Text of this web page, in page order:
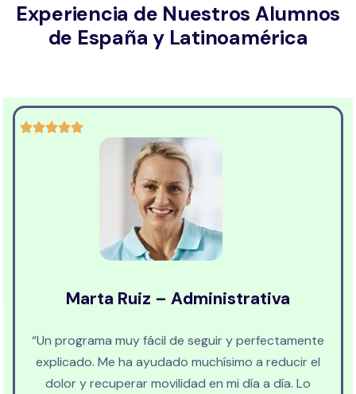
Experiencia de Nuestros Alumnos
de España y Latinoamérica
Marta Ruiz – Administrativa
“Un programa muy fácil de seguir y perfectamente
explicado. Me ha ayudado muchísimo a reducir el
dolor y recuperar movilidad en mi día a día. Lo